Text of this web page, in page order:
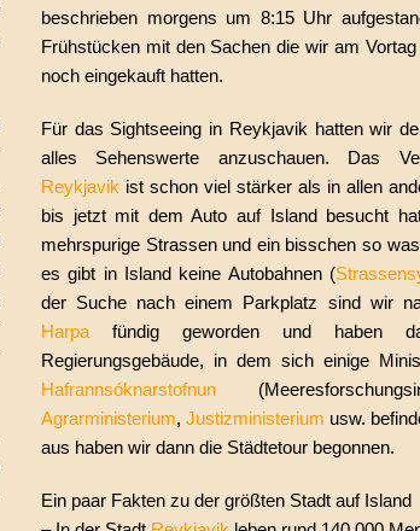
beschrieben morgens um 8:15 Uhr
Frühstücken mit den Sachen die wir am
noch eingekauft hatten.
Für das Sightseeing in Reykjavik hatten wir
alles Sehenswerte anzuschauen. Das
Reykjavik ist schon viel stärker als in allen
bis jetzt mit dem Auto auf Island besucht
mehrspurige Strassen und ein bisschen so
es gibt in Island keine Autobahnen (
der Suche nach einem Parkplatz sind wir
Harpa fündig geworden und haben
Regierungsgebäude, in dem sich einige
Hafrannsóknarstofnun
Agrarministerium, Justizministerium usw.
aus haben wir dann die Städtetour begonnen.
Ein paar Fakten zu der größten Stadt auf Island